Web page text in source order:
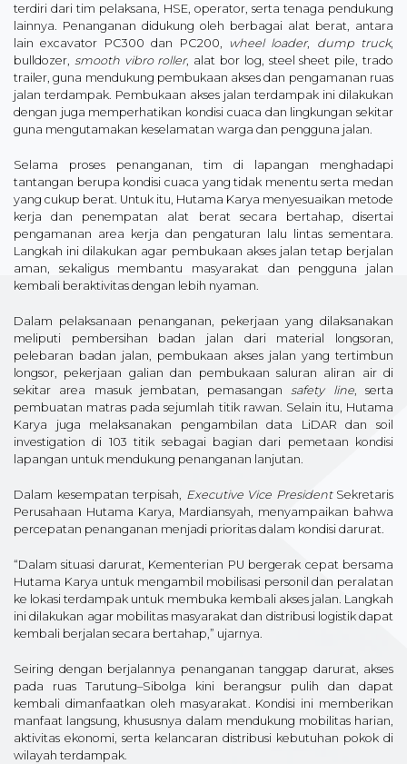
terdiri dari tim pelaksana, HSE, operator, serta tenaga pendukung
lainnya. Penanganan didukung oleh berbagai alat berat, antara
lain excavator PC300 dan PC200, wheel loader, dump truck,
bulldozer, smooth vibro roller, alat bor log, steel sheet pile, trado
trailer, guna mendukung pembukaan akses dan pengamanan ruas
jalan terdampak. Pembukaan akses jalan terdampak ini dilakukan
dengan juga memperhatikan kondisi cuaca dan lingkungan sekitar
guna mengutamakan keselamatan warga dan pengguna jalan.
Selama proses penanganan, tim di lapangan menghadapi
tantangan berupa kondisi cuaca yang tidak menentu serta medan
yang cukup berat. Untuk itu, Hutama Karya menyesuaikan metode
kerja dan penempatan alat berat secara bertahap, disertai
pengamanan area kerja dan pengaturan lalu lintas sementara.
Langkah ini dilakukan agar pembukaan akses jalan tetap berjalan
aman, sekaligus membantu masyarakat dan pengguna jalan
kembali beraktivitas dengan lebih nyaman.
Dalam pelaksanaan penanganan, pekerjaan yang dilaksanakan
meliputi pembersihan badan jalan dari material longsoran,
pelebaran badan jalan, pembukaan akses jalan yang tertimbun
longsor, pekerjaan galian dan pembukaan saluran aliran air di
sekitar area masuk jembatan, pemasangansafety line, serta
pembuatan matras pada sejumlah titik rawan. Selain itu, Hutama
Karya juga melaksanakan pengambilan data LiDAR dan soil
investigation di 103 titik sebagai bagian dari pemetaan kondisi
lapangan untuk mendukung penanganan lanjutan.
Dalam kesempatan terpisah, Executive Vice PresidentSekretaris
Perusahaan Hutama Karya, Mardiansyah, menyampaikan bahwa
percepatan penanganan menjadi prioritas dalam kondisi darurat.
“Dalam situasi darurat, Kementerian PU bergerak cepat bersama
Hutama Karya untuk mengambil mobilisasi personil dan peralatan
ke lokasi terdampak untuk membuka kembali akses jalan. Langkah
ini dilakukan agar mobilitas masyarakat dan distribusi logistik dapat
kembali berjalan secara bertahap,” ujarnya.
Seiring dengan berjalannya penanganan tanggap darurat, akses
pada ruas Tarutung–Sibolga kini berangsur pulih dan dapat
kembali dimanfaatkan oleh masyarakat. Kondisi ini memberikan
manfaat langsung, khususnya dalam mendukung mobilitas harian,
aktivitas ekonomi, serta kelancaran distribusi kebutuhan pokok di
wilayah terdampak.